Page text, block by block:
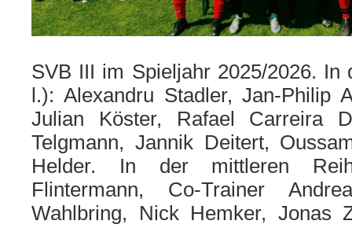
SVB III im Spieljahr 2025/2026. In
l.): Alexandru Stadler, Jan-Philip
Julian Köster, Rafael Carreira
Telgmann, Jannik Deitert,
Helder. In der mittleren
Flintermann, Co-Trainer
Wahlbring, Nick Hemker, Jonas